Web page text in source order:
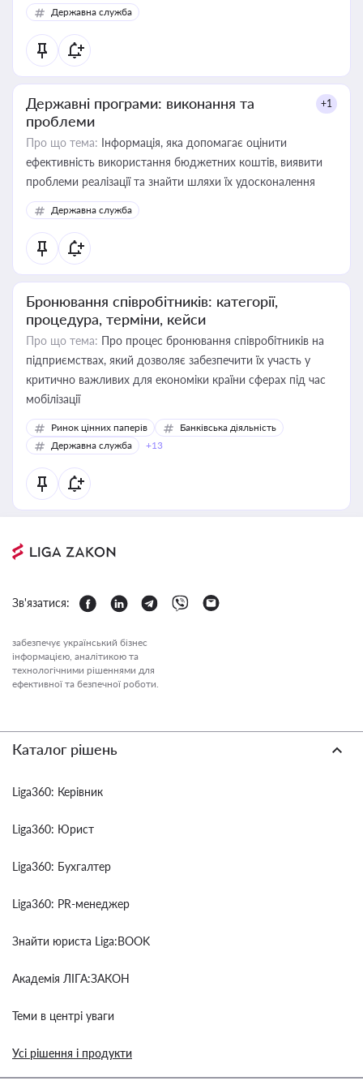
Державна служба
Державні програми: виконання та
проблеми
+1
Про що тема: Інформація, яка допомагає оцінити
ефективність використання бюджетних коштів, виявити
проблеми реалізації та знайти шляхи їх удосконалення
Державна служба
Бронювання співробітників: категорії,
процедура, терміни, кейси
Про що тема: Про процес бронювання співробітників на
підприємствах, який дозволяє забезпечити їх участь у
критично важливих для економіки країни сферах під час
мобілізації
Ринок цінних паперів
Банківська діяльність
Державна служба
+13
Зв'язатися:
забезпечує український бізнес
інформацією, аналітикою та
технологічними рішеннями для
ефективної та безпечної роботи.
Каталог рішень
Liga360: Керівник
Liga360: Юрист
Liga360: Бухгалтер
Liga360: PR-менеджер
Знайти юриста Liga:BOOK
Академія ЛІГА:ЗАКОН
Теми в центрі уваги
Усі рішення і продукти